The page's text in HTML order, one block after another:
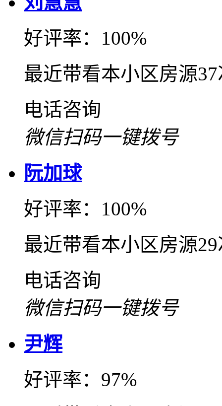
好评率：100%
最近带看本小区房源
电话咨询
微信扫码一键拨号
阮加球
好评率：100%
最近带看本小区房源
电话咨询
微信扫码一键拨号
尹辉
好评率：97%